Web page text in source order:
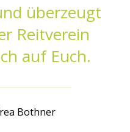
überzeugt
Reitverein
auf Euch.
Bothner